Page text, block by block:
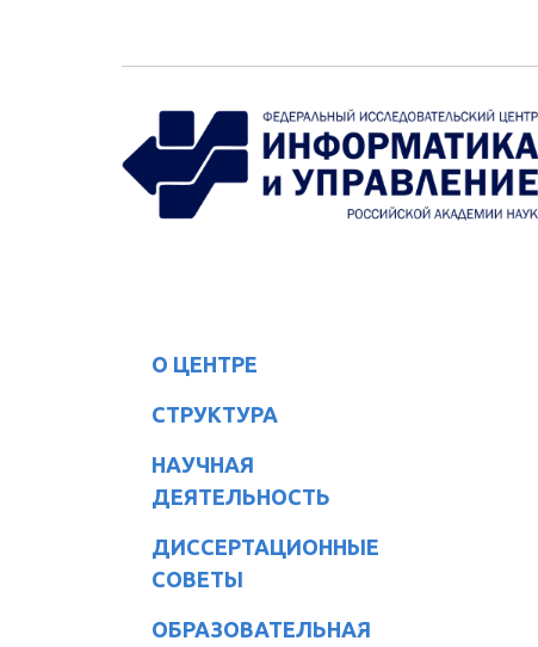
О ЦЕНТРЕ
СТРУКТУРА
НАУЧНАЯ
ДЕЯТЕЛЬНОСТЬ
ДИССЕРТАЦИОННЫЕ
СОВЕТЫ
ОБРАЗОВАТЕЛЬНАЯ